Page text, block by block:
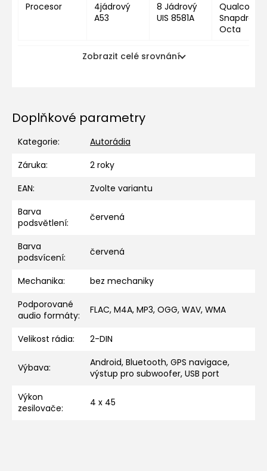
Procesor
4jádrový
A53
8 Jádrový
UIS 8581A
Octa
Zobrazit celé srovnání
Doplňkové parametry
Kategorie:
Autorádia
Záruka:
2 roky
EAN:
Zvolte variantu
Barva
podsvětlení: červená
Barva
podsvícení: červená
Mechanika:
bez mechaniky
Podporované
audio formáty: FLAC, M4A, MP3, OGG, WAV, WMA
Velikost rádia: 2-DIN
Výbava:
Android, Bluetooth, GPS navigace,
výstup pro subwoofer, USB port
Výkon
zesilovače: 4 x 45